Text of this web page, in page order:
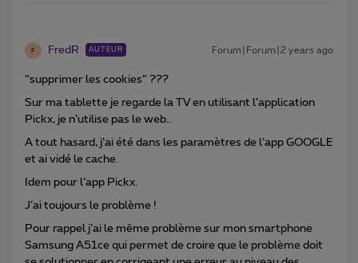
F FredR AUTEUR Forum|Forum|2 years ago
“supprimer les cookies” ???
Sur ma tablette je regarde la TV en utilisant l’application
Pickx, je n’utilise pas le web..
A tout hasard, j’ai été dans les paramètres de l’app GOOGLE
et ai vidé le cache.
Idem pour l’app Pickx.
J’ai toujours le problème !
Pour rappel j’ai le même problème sur mon smartphone
Samsung A51ce qui permet de croire que le problème doit